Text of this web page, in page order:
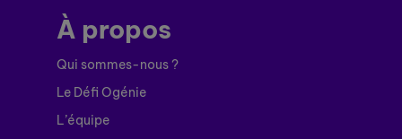
À propos
Qui sommes-nous ?
Le Défi Ogénie
L’équipe